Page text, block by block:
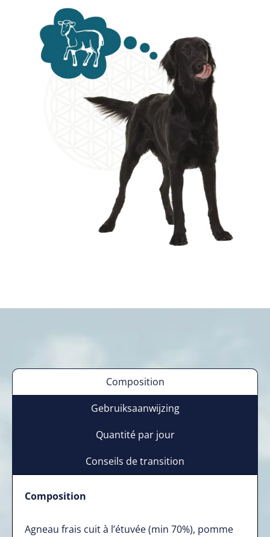
Composition
Gebruiksaanwijzing
Quantité par jour
Conseils de transition
Composition
Agneau frais cuit à l’étuvée (min 70%), pomme